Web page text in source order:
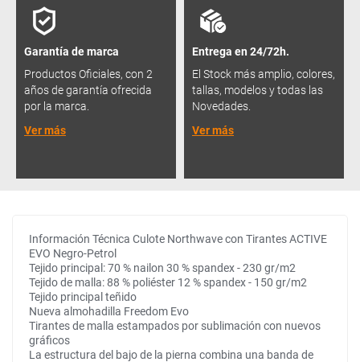
Garantía de marca
Productos Oficiales, con 2
años de garantía ofrecida
por la marca.
Ver más
Entrega en 24/72h.
El Stock más amplio, colores,
tallas, modelos y todas las
Novedades.
Ver más
Información Técnica Culote Northwave con Tirantes ACTIVE
EVO Negro-Petrol
Tejido principal: 70 % nailon 30 % spandex - 230 gr/m2
Tejido de malla: 88 % poliéster 12 % spandex - 150 gr/m2
Tejido principal teñido
Nueva almohadilla Freedom Evo
Tirantes de malla estampados por sublimación con nuevos
gráficos
La estructura del bajo de la pierna combina una banda de